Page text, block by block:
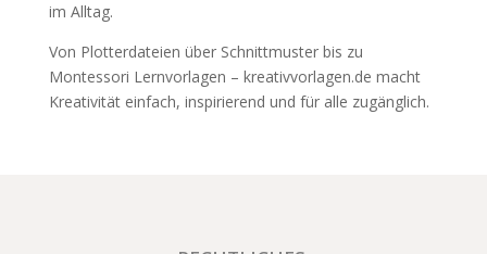
im Alltag.
Von Plotterdateien über Schnittmuster bis zu
Montessori Lernvorlagen – kreativvorlagen.de macht
Kreativität einfach, inspirierend und für alle zugänglich.